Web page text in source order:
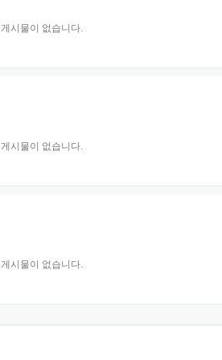
게시물이 없습니다.
게시물이 없습니다.
게시물이 없습니다.